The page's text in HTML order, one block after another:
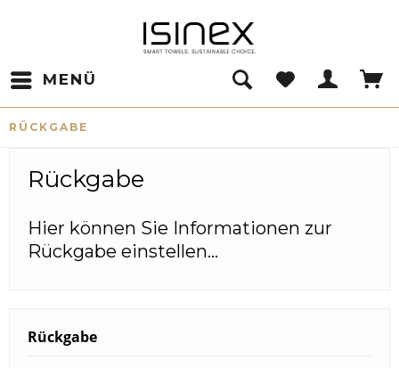
MENÜ
RÜCKGABE
Rückgabe
Hier können Sie Informationen zur
Rückgabe einstellen...
Rückgabe